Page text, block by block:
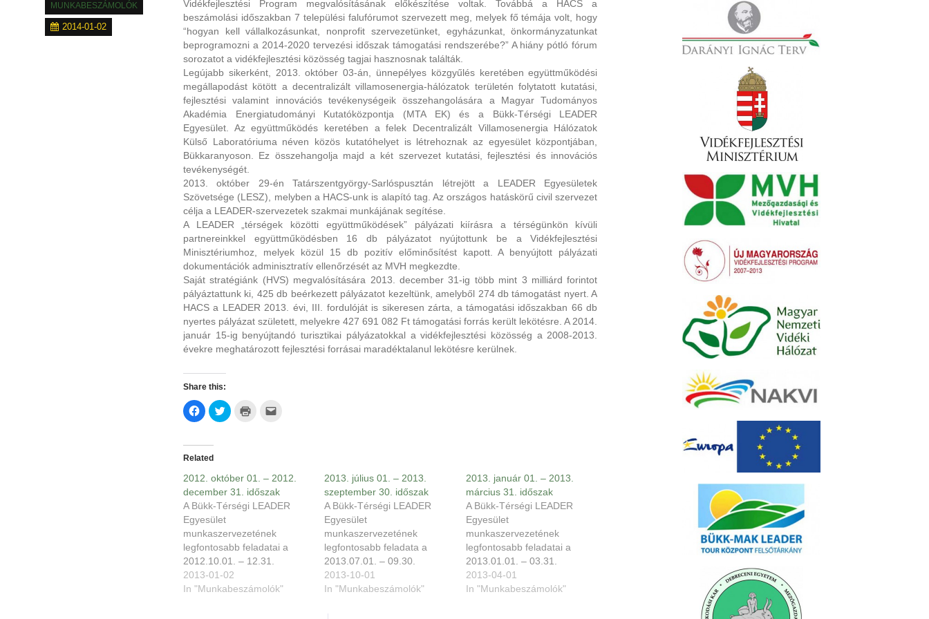
MUNKABESZÁMOLÓK
2014-01-02
Vidékfejlesztési Program megvalósításának előkészítése voltak.
Továbbá a HACS a
beszámolási időszakban 7 települési falufórumot szervezett meg, melyek fő témája volt, hogy
“hogyan kell vállalkozásunkat, nonprofit szervezetünket, egyházunkat, önkormányzatunkat
beprogramozni a 2014-2020 tervezési időszak támogatási rendszerébe?” A hiány pótló fórum
sorozatot a vidékfejlesztési közösség tagjai hasznosnak találták.
Legújabb sikerként, 2013. október 03-án, ünnepélyes közgyűlés keretében együttműködési
megállapodást kötött a decentralizált villamosenergia-hálózatok területén folytatott kutatási,
fejlesztési valamint innovációs tevékenységeik összehangolására a Magyar Tudományos
Akadémia Energiatudományi Kutatóközpontja (MTA EK) és a Bükk-Térségi LEADER
Egyesület. Az együttműködés keretében a felek Decentralizált Villamosenergia Hálózatok
Külső Laboratóriuma néven közös kutatóhelyet is létrehoznak az egyesület központjában,
Bükkaranyoson. Ez összehangolja majd a két szervezet kutatási, fejlesztési és innovációs
tevékenységét.
2013. október 29-én Tatárszentgyörgy-Sarlóspusztán létrejött a LEADER Egyesületek
Szövetsége (LESZ), melyben a HACS-unk is alapító tag. Az országos hatáskörű civil szervezet
célja a LEADER-szervezetek szakmai munkájának segítése.
A LEADER „térségek közötti együttműködések” pályázati kiírásra a térségünkön kívüli
partnereinkkel együttműködésben 16 db pályázatot nyújtottunk be a Vidékfejlesztési
Minisztériumhoz, melyek közül 15 db pozitív előminősítést kapott. A benyújtott pályázati
dokumentációk adminisztratív ellenőrzését az MVH megkezdte.
Saját stratégiánk (HVS) megvalósítására 2013. december 31-ig több mint 3 milliárd forintot
pályáztattunk ki, 425 db beérkezett pályázatot kezeltünk, amelyből 274 db támogatást nyert. A
HACS a LEADER 2013. évi, III. fordulóját is sikeresen zárta, a támogatási időszakban 66 db
nyertes pályázat született, melyekre 427 691 082 Ft támogatási forrás került lekötésre. A 2014.
január 15-ig benyújtandó turisztikai pályázatokkal a vidékfejlesztési közösség a 2008-2013.
évekre meghatározott fejlesztési forrásai maradéktalanul lekötésre kerülnek.
Share this:
Click
to
share
in
window)
Click
to
window)
Click
in
new
window)
Related
2012. október 01. – 2012.
december 31. időszak
A Bükk-Térségi LEADER
Egyesület
munkaszervezetének
legfontosabb feladatai a
2012.10.01. – 12.31.
időszakban az EMVA III.
falumegújítás és –fejlesztés
2013-01-02
In "Munkabeszámolók"
2013. július 01. – 2013.
szeptember 30. időszak
A Bükk-Térségi LEADER
Egyesület
munkaszervezetének
legfontosabb feladata a
2013.07.01. – 09.30.
időszakban a benyújtott
LEADER pályázatok
pályázatok a HACS
2013-10-01
In "Munkabeszámolók"
2013. január 01. – 2013.
március 31. időszak
A Bükk-Térségi LEADER
Egyesület
munkaszervezetének
legfontosabb feladatai a
2013.01.01. – 03.31.
időszakban a HACS-hoz
beérkezett EMVA III.
2013-04-01
In "Munkabeszámolók"